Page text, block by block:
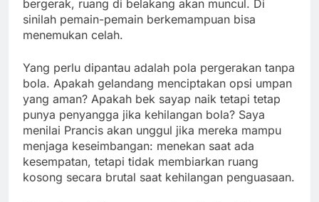
bergerak, ruang di belakang akan muncul. Di
sinilah pemain-pemain berkemampuan bisa
menemukan celah.
Yang perlu dipantau adalah pola pergerakan tanpa
bola. Apakah gelandang menciptakan opsi umpan
yang aman? Apakah bek sayap naik tetapi tetap
punya penyangga jika kehilangan bola? Saya
menilai Prancis akan unggul jika mereka mampu
menjaga keseimbangan: menekan saat ada
kesempatan, tetapi tidak membiarkan ruang
kosong secara brutal saat kehilangan penguasaan.